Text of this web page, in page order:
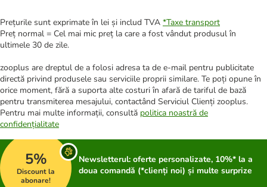
Prețurile sunt exprimate în lei și includ TVA *Taxe transport
Preț normal = Cel mai mic preț la care a fost vândut produsul în
ultimele 30 de zile.
zooplus are dreptul de a folosi adresa ta de e-mail pentru publicitate
directă privind produsele sau serviciile proprii similare. Te poți opune în
orice moment, fără a suporta alte costuri în afară de tariful de bază
pentru transmiterea mesajului, contactând Serviciul Clienți zooplus.
Pentru mai multe informații, consultă politica noastră de
confidențialitate
5%
Discount la
abonare!
Newsletterul: oferte personalizate, 10%* la a
doua comandă (*clienți noi) și multe surprize